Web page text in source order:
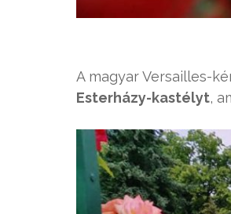
A magyar Versailles-
Esterházy-kastélyt,